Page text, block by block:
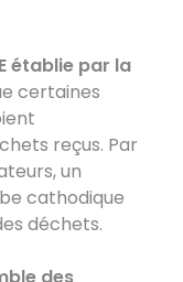
établie par la
certaines
reçus. Par
un
cathodique
déchets.